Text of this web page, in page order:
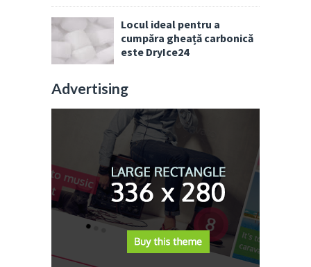
Locul ideal pentru a
cumpăra gheață carbonică
este DryIce24
Advertising